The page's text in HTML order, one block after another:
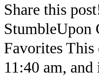
Share this
StumbleUpon
Favorites This
11:40 am,